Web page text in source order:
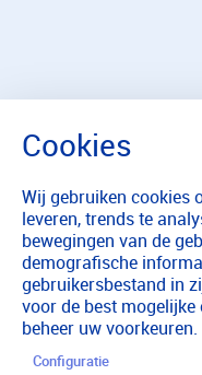
Wij gebruiken cookies
leveren, trends te
bewegingen van de
demografische
gebruikersbestand in
voor de best
beheer uw voorkeuren.
Configuratie